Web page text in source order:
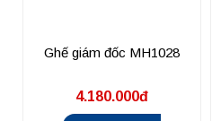
Ghế giám đốc MH1028
4.180.000đ